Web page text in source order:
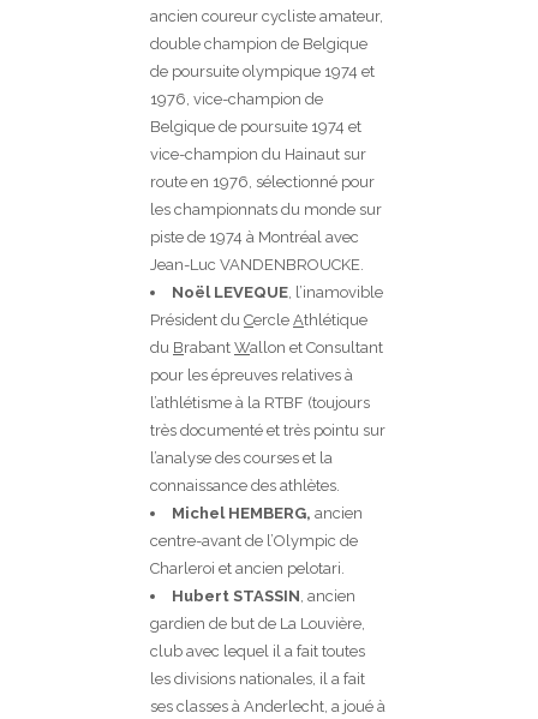
ancien coureur cycliste amateur,
double champion de Belgique
de poursuite olympique 1974 et
1976, vice-champion de
Belgique de poursuite 1974 et
vice-champion du Hainaut sur
route en 1976, sélectionné pour
les championnats du monde sur
piste de 1974 à Montréal avec
Jean-Luc VANDENBROUCKE.
Noël LEVEQUE, l’inamovible
Président du Cercle Athlétique
du Brabant Wallon et Consultant
pour les épreuves relatives à
l’athlétisme à la RTBF (toujours
très documenté et très pointu sur
l’analyse des courses et la
connaissance des athlètes.
Michel HEMBERG, ancien
centre-avant de l’Olympic de
Charleroi et ancien pelotari.
Hubert STASSIN, ancien
gardien de but de La Louvière,
club avec lequel il a fait toutes
les divisions nationales, il a fait
ses classes à Anderlecht, a joué à